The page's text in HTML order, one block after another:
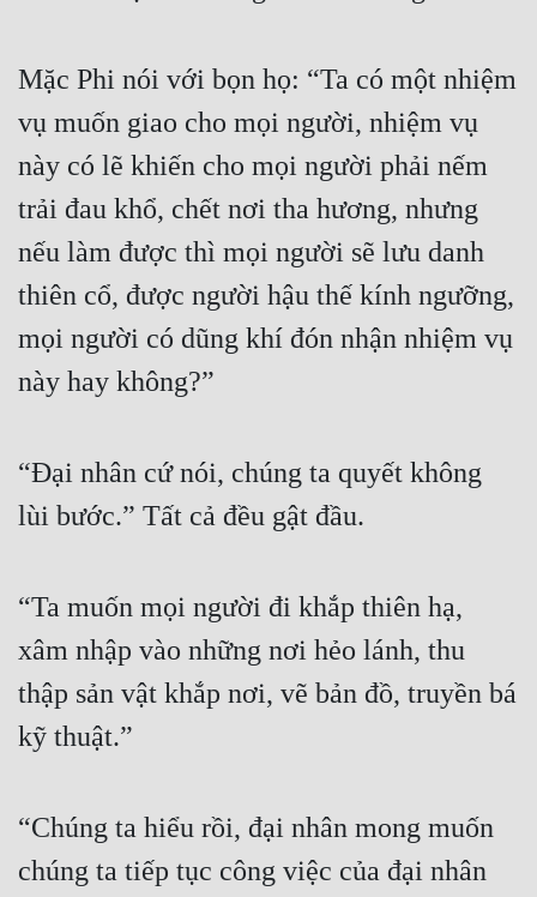
Mặc Phi nói với bọn họ: “Ta có một nhiệm
vụ muốn giao cho mọi người, nhiệm vụ
này có lẽ khiến cho mọi người phải nếm
trải đau khổ, chết nơi tha hương, nhưng
nếu làm được thì mọi người sẽ lưu danh
thiên cổ, được người hậu thế kính ngưỡng,
mọi người có dũng khí đón nhận nhiệm vụ
này hay không?”
“Đại nhân cứ nói, chúng ta quyết không
lùi bước.” Tất cả đều gật đầu.
“Ta muốn mọi người đi khắp thiên hạ,
xâm nhập vào những nơi hẻo lánh, thu
thập sản vật khắp nơi, vẽ bản đồ, truyền bá
kỹ thuật.”
“Chúng ta hiểu rồi, đại nhân mong muốn
chúng ta tiếp tục công việc của đại nhân